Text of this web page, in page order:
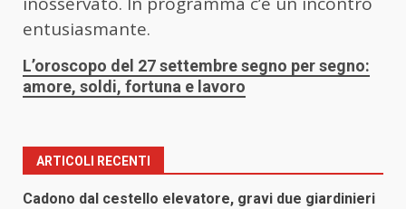
entusiasmante.
L’oroscopo del 27 settembre segno per segno:
amore, soldi, fortuna e lavoro
ARTICOLI RECENTI
Cadono dal cestello elevatore, gravi due giardinieri